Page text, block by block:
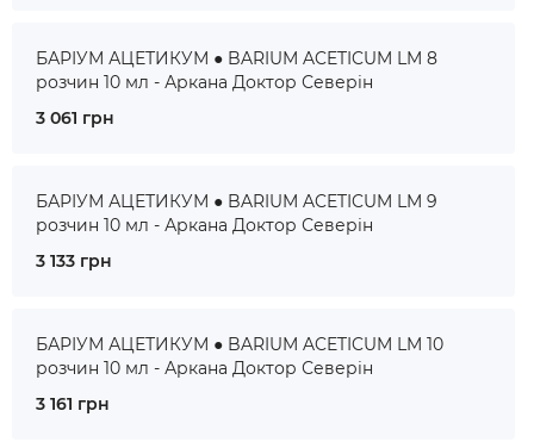
БАРІУМ АЦЕТИКУМ ● BARIUM ACETICUM LM 8
розчин 10 мл - Аркана Доктор Северін
3 061 грн
БАРІУМ АЦЕТИКУМ ● BARIUM ACETICUM LM 9
розчин 10 мл - Аркана Доктор Северін
3 133 грн
БАРІУМ АЦЕТИКУМ ● BARIUM ACETICUM LM 10
розчин 10 мл - Аркана Доктор Северін
3 161 грн